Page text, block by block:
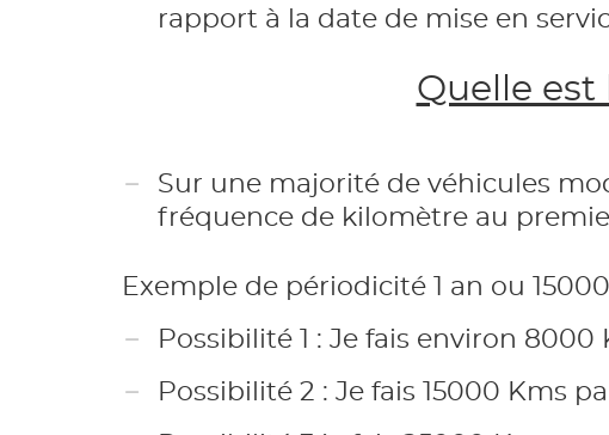
rapport à la date de mise en
Quelle
Sur une majorité de véhicules
fréquence de kilomètre au
Exemple de périodicité 1 an ou
Possibilité 1 : Je fais environ 8000
Possibilité 2 : Je fais 15000 Kms